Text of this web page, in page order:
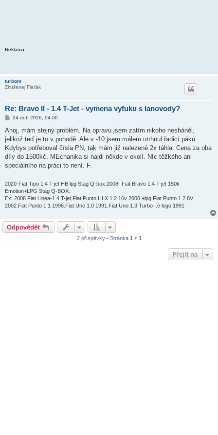
Reklama
turbom
Zkušenej Fiaťák
Re: Bravo II - 1.4 T-Jet - vymena vyfuku s lanovody?
P
í
p
ě
v
e
k
24 dub 2026, 04:00
Ahoj, mám stejný problém. Na opravu jsem zatím nikoho nesháněl,
jelikož teď je to v pohodě. Ale v -10 jsem málem utrhnul řadicí páku.
Kdybys potřeboval čísla PN, tak mám již nalezené 2x táhla. Cena za oba
díly do 1500kč. MEchanika si najdi někde v okolí. NIc těžkého ani
speciálního na práci to není. F.
2020-Fiat Tipo 1.4 T-jet HB lpg Stag Q-box.2008- Fiat Bravo 1.4 T-jet 150k
Emotion+LPG Stag Q-BOX.
Ex: 2008 Fiat Linea-1.4 T-jet,Fiat Punto HLX 1.2 16v 2000 +lpg.Fiat Punto 1.2 8V
2002.Fiat Punto 1.1 1996.Fiat Uno 1.0 1991.Fiat Uno 1.3 Turbo I.e logo 1991
Odpovědět
2 příspěvky • Stránka 1 z 1
Přejít na